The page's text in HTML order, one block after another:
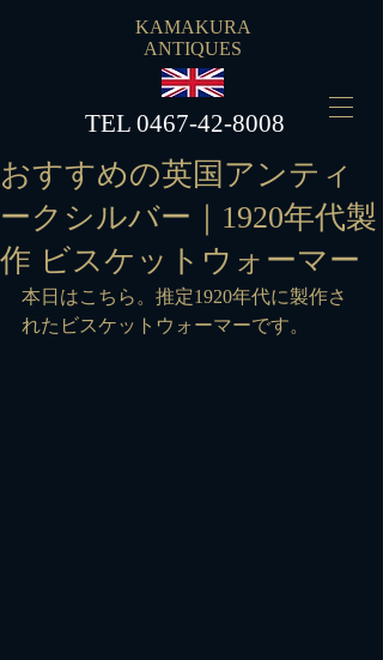
KAMAKURA
ANTIQUES
​TEL 0467-42-8008
おすすめの英国アンティ
ークシルバー｜1920年代製
作 ビスケットウォーマー
本日はこちら。推定1920年代に製作さ
れたビスケットウォーマーです。